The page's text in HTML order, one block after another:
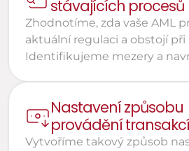
stávajících procesů
Zhodnotíme, zda vaše AML
aktuální regulaci a obstojí
Identifikujeme mezery a
Nastavení způsobu
provádění transakcí
Vytvoříme takový způsob